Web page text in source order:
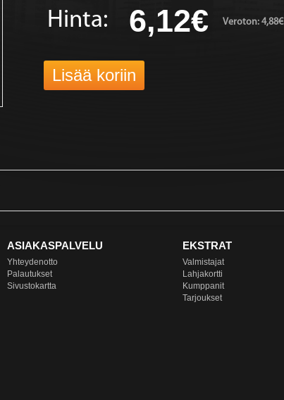
Hinta: 6,12€ Veroton: 4,88€
ASIAKASPALVELU
Yhteydenotto
Palautukset
Sivustokartta
EKSTRAT
Valmistajat
Lahjakortti
Kumppanit
Tarjoukset